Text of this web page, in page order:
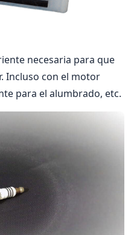
necesaria para que
Incluso con el motor
para el alumbrado, etc.